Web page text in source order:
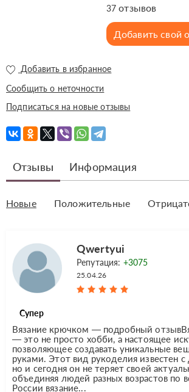
37 отзывов
Добавить свой
Добавить в избранное
Сообщить о неточности
Подписаться на новые отзывы
Отзывы Информация
Новые Положительные
Qwertyui
Репутация: +3075
25.04.26
Супер
Вязание крючком — подробный
— это не просто хобби, а настоящее
позволяющее создавать уникальные
руками. Этот вид рукоделия известен с
но и сегодня он не теряет своей
объединяя людей разных возрастов по
России вязание...